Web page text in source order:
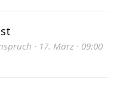
· 17. März · 09:00